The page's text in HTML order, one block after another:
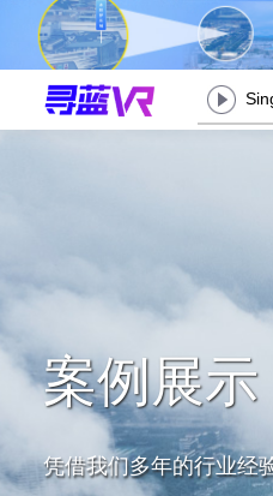
案例展示
凭借我们多年的行业经